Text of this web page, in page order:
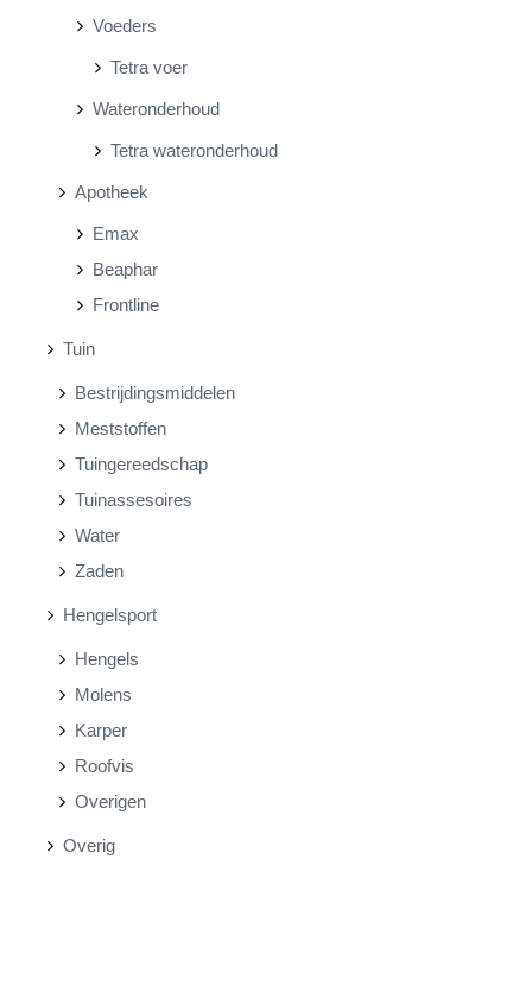
Voeders
Tetra voer
Wateronderhoud
Tetra wateronderhoud
Apotheek
Emax
Beaphar
Frontline
Tuin
Bestrijdingsmiddelen
Meststoffen
Tuingereedschap
Tuinassesoires
Water
Zaden
Hengelsport
Hengels
Molens
Karper
Roofvis
Overigen
Overig